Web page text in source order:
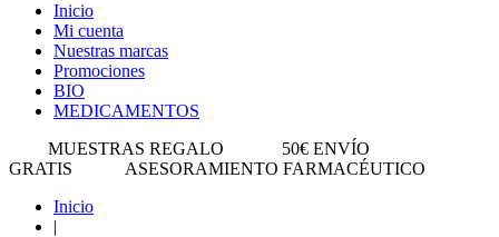
Inicio
Mi cuenta
Nuestras marcas
Promociones
BIO
MEDICAMENTOS
MUESTRAS REGALO
50€ ENVÍO
GRATIS
ASESORAMIENTO FARMACÉUTICO
Inicio
|